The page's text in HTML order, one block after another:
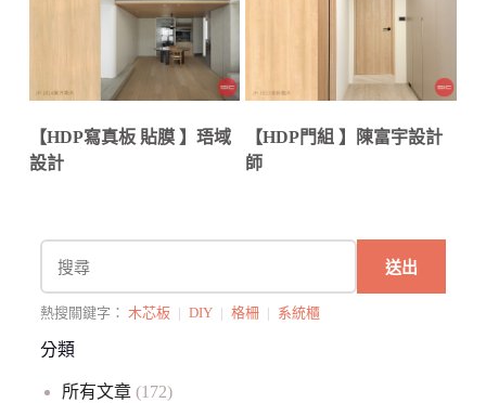
送出
熱搜關鍵字： 木芯板 | DIY | 格柵 | 系統櫃
分類
所有文章(172)
【HDP寫真板 貼膜 】珸域
設計
【HDP門組 】陳富宇設計
師